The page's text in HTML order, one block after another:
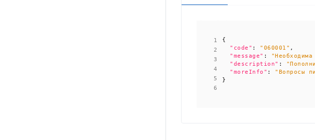
{
"code" : "060001" ,
"message" : "Необходима
"description" :
"moreInfo" :
"Вопросы
}